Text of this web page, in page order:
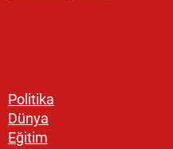
Politika
Dünya
Eğitim